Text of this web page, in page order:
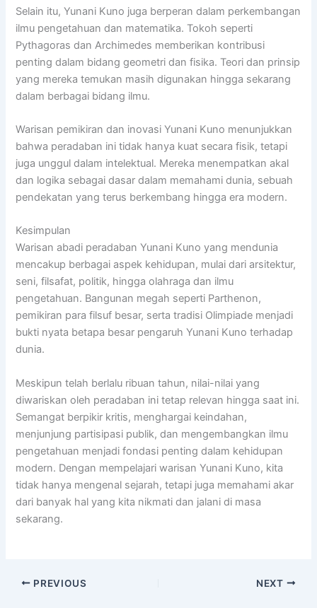
Selain itu, Yunani Kuno juga berperan dalam perkembangan
ilmu pengetahuan dan matematika. Tokoh seperti
Pythagoras danArchimedes memberikan kontribusi
penting dalam bidang geometri dan fisika. Teori dan prinsip
yang mereka temukan masih digunakan hingga sekarang
dalam berbagai bidang ilmu.
Warisan pemikiran dan inovasi Yunani Kuno menunjukkan
bahwa peradaban ini tidak hanya kuat secara fisik, tetapi
juga unggul dalam intelektual. Mereka menempatkan akal
dan logika sebagai dasar dalam memahami dunia, sebuah
pendekatan yang terus berkembang hingga era modern.
Kesimpulan
Warisan abadi peradaban Yunani Kuno yang mendunia
mencakup berbagai aspek kehidupan, mulai dari arsitektur,
seni, filsafat, politik, hingga olahraga dan ilmu
pengetahuan. Bangunan megah seperti Parthenon,
pemikiran para filsuf besar, serta tradisi Olimpiade menjadi
bukti nyata betapa besar pengaruh Yunani Kuno terhadap
dunia.
Meskipun telah berlalu ribuan tahun, nilai-nilai yang
diwariskan oleh peradaban ini tetap relevan hingga saat ini.
Semangat berpikir kritis, menghargai keindahan,
menjunjung partisipasi publik, dan mengembangkan ilmu
pengetahuan menjadi fondasi penting dalam kehidupan
modern. Dengan mempelajari warisan Yunani Kuno, kita
tidak hanya mengenal sejarah, tetapi juga memahami akar
dari banyak hal yang kita nikmati dan jalani di masa
sekarang.
PREVIOUS NEXT